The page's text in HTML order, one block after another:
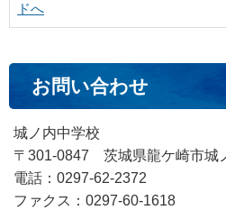
ドへ
お問い合わせ
城ノ内中学校
〒301-0847 茨城県龍ケ崎市城
電話：0297-62-2372
ファクス：0297-60-1618